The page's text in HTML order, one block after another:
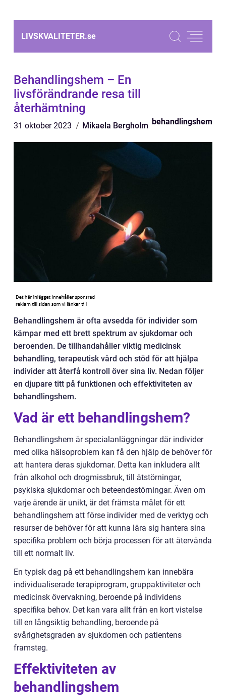
LIVSKVALITETER.se
Behandlingshem – En
livsförändrande resa till
återhämtning
31 oktober 2023 Mikaela Bergholm behandlingshem
Behandlingshem är ofta avsedda för individer som
kämpar med ett brett spektrum av sjukdomar och
beroenden. De tillhandahåller viktig medicinsk
behandling, terapeutisk vård och stöd för att hjälpa
individer att återfå kontroll över sina liv. Nedan följer
en djupare titt på funktionen och effektiviteten av
behandlingshem.
Vad är ett behandlingshem?
Behandlingshem är specialanläggningar där individer
med olika hälsoproblem kan få den hjälp de behöver för
att hantera deras sjukdomar. Detta kan inkludera allt
från alkohol och drogmissbruk, till ätstörningar,
psykiska sjukdomar och beteendestörningar. Även om
varje ärende är unikt, är det främsta målet för ett
behandlingshem att förse individer med de verktyg och
resurser de behöver för att kunna lära sig hantera sina
specifika problem och börja processen för att återvända
till ett normalt liv.
En typisk dag på ett behandlingshem kan innebära
individualiserade terapiprogram, gruppaktiviteter och
medicinsk övervakning, beroende på individens
specifika behov. Det kan vara allt från en kort vistelse
till en långsiktig behandling, beroende på
svårighetsgraden av sjukdomen och patientens
framsteg.
Effektiviteten av
behandlingshem